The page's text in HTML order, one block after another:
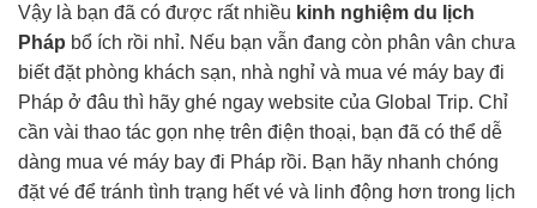
Vậy là bạn đã có được rất nhiều kinh nghiệm du lịch
Pháp bổ ích rồi nhỉ. Nếu bạn vẫn đang còn phân vân chưa
biết đặt phòng khách sạn, nhà nghỉ và mua vé máy bay đi
Pháp ở đâu thì hãy ghé ngay website của Global Trip. Chỉ
cần vài thao tác gọn nhẹ trên điện thoại, bạn đã có thể dễ
dàng mua vé máy bay đi Pháp rồi. Bạn hãy nhanh chóng
đặt vé để tránh tình trạng hết vé và linh động hơn trong lịch